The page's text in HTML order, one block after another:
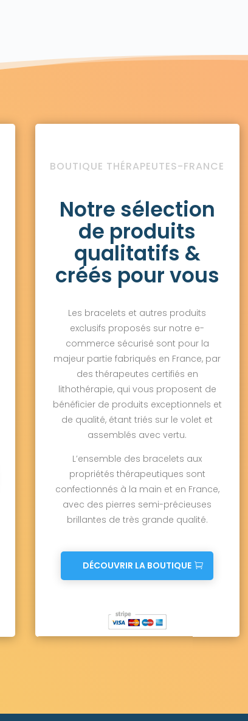
BOUTIQUE THÉRAPEUTES-FRANCE
Notre sélection
de produits
qualitatifs &
créés pour vous
Les bracelets et autres produits
exclusifs proposés sur notre e-
commerce sécurisé sont pour la
majeur partie fabriqués en France, par
des thérapeutes certifiés en
lithothérapie, qui vous proposent de
bénéficier de produits exceptionnels et
de qualité, étant triés sur le volet et
assemblés avec vertu.
L’ensemble des bracelets aux
propriétés thérapeutiques sont
confectionnés à la main et en France,
avec des pierres semi-précieuses
brillantes de très grande qualité.
DÉCOUVRIR LA BOUTIQUE